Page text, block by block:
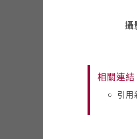
攝
相關連結
引用